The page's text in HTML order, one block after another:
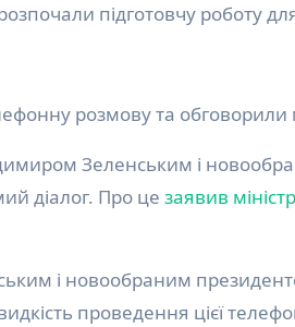
підготовчу роботу для
розмову та обговорили
діалог. Про це заявив міністр
і новообраним
проведення цієї